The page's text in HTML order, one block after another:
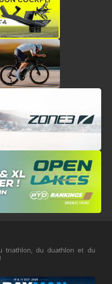
triathlon, du duathlon et du